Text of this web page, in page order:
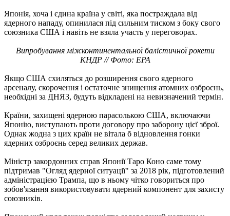
Японія, хоча і єдина країна у світі, яка постраждала від
ядерного нападу, опинилася під сильним тиском з боку свого
союзника США і навіть не взяла участь у переговорах.
Випробування міжконтинентальної балістичної рокети
КНДР // Фото: EPA
Якщо США схиляться до розширення свого ядерного
арсеналу, скорочення і остаточне знищення атомних озброєнь,
необхідні за ДНЯЗ, будуть відкладені на невизначений термін.
Країни, захищені ядерною парасолькою США, включаючи
Японію, виступають проти договору про заборону цієї зброї.
Однак жодна з цих країн не вітала б відновлення гонки
ядерних озброєнь серед великих держав.
Міністр закордонних справ Японії Таро Коно саме тому
підтримав "Огляд ядерної ситуації" за 2018 рік, підготовлений
адміністрацією Трампа, що в ньому чітко говориться про
зобов'язання використовувати ядерний компонент для захисту
союзників.